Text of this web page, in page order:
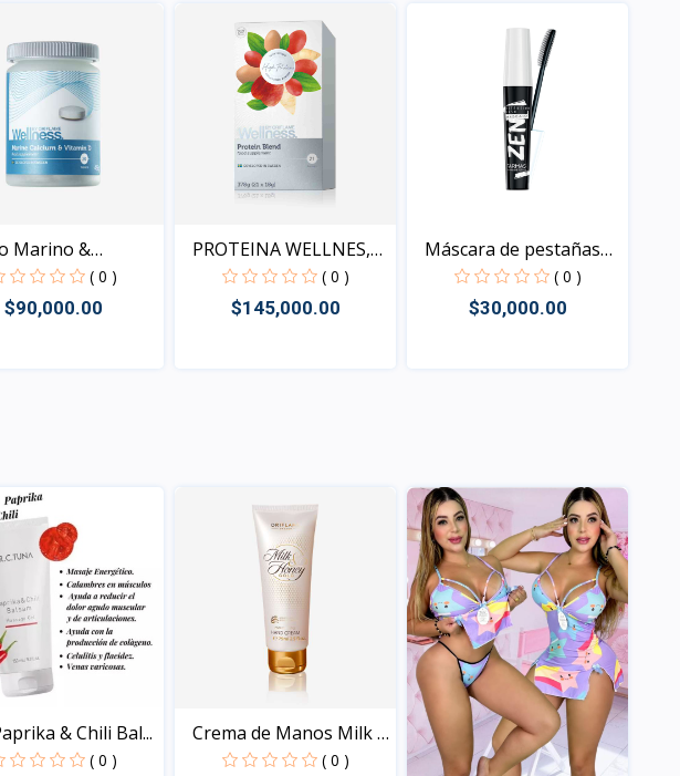
Marino &
( 0 )
$90,000.00
PROTEINA WELLNES,
CONTR...
( 0 )
$145,000.00
Máscara de pestañas
Far...
( 0 )
$30,000.00
& Chili Bal...
( 0 )
Crema de Manos Milk &
( 0 )